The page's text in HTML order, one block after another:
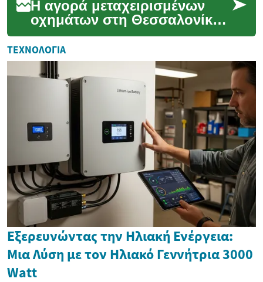
Η αγορά μεταχειρισμένων
οχημάτων στη Θεσσαλονίκη
παρουσιάζει ένα δυναμικό και
πολύπλοκο τοπίο, το οποίο
επηρεάζεται α...
ΤΕΧΝΟΛΟΓΊΑ
Εξερευνώντας την Ηλιακή Ενέργεια:
Μια Λύση με τον Ηλιακό Γεννήτρια 3000
Watt